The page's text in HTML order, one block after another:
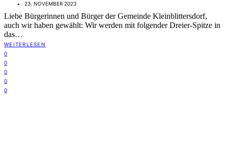
23. NOVEMBER 2023
Liebe Bürgerinnen und Bürger der Gemeinde Kleinblittersdorf,
auch wir haben gewählt: Wir werden mit folgender Dreier-Spitze in
das…
WEITERLESEN
0
0
0
0
0